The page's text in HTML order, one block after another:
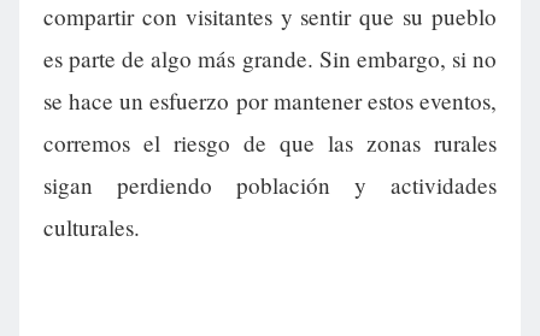
compartir con visitantes y sentir que su pueblo
es parte de algo más grande. Sin embargo, si no
se hace un esfuerzo por mantener estos eventos,
corremos el riesgo de que las zonas rurales
sigan perdiendo población y actividades
culturales.